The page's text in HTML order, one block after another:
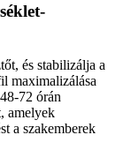
és stabilizálja a
maximalizálása
72 órán
amelyek
a szakemberek